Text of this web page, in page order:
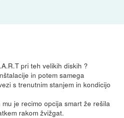
pri teh velikih diskih ?
in potem samega
s trenutnim stanjem in kondicijo
je recimo opcija smart že rešila
rakom žvižgat.